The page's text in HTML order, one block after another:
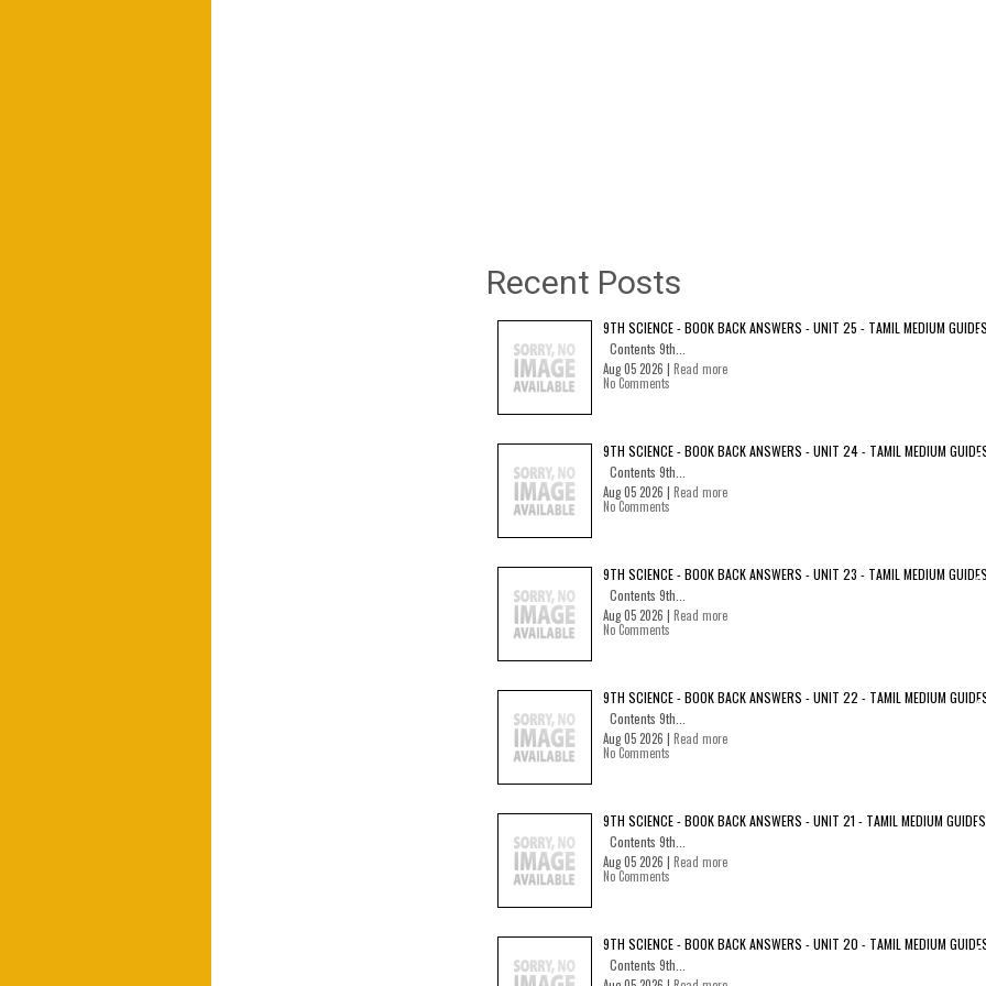
Recent Posts
9TH SCIENCE - BOOK BACK ANSWERS - UNIT 25 - TAMIL MEDIUM
Contents 9th...
Aug 05 2026 | Read more
No Comments
9TH SCIENCE - BOOK BACK ANSWERS - UNIT 24 - TAMIL MEDIUM
Contents 9th...
Aug 05 2026 | Read more
No Comments
9TH SCIENCE - BOOK BACK ANSWERS - UNIT 23 - TAMIL MEDIUM
Contents 9th...
Aug 05 2026 | Read more
No Comments
9TH SCIENCE - BOOK BACK ANSWERS - UNIT 22 - TAMIL MEDIUM
Contents 9th...
Aug 05 2026 | Read more
No Comments
9TH SCIENCE - BOOK BACK ANSWERS - UNIT 21 - TAMIL MEDIUM GUIDES
Contents 9th...
Aug 05 2026 | Read more
No Comments
9TH SCIENCE - BOOK BACK ANSWERS - UNIT 20 - TAMIL MEDIUM
Contents 9th...